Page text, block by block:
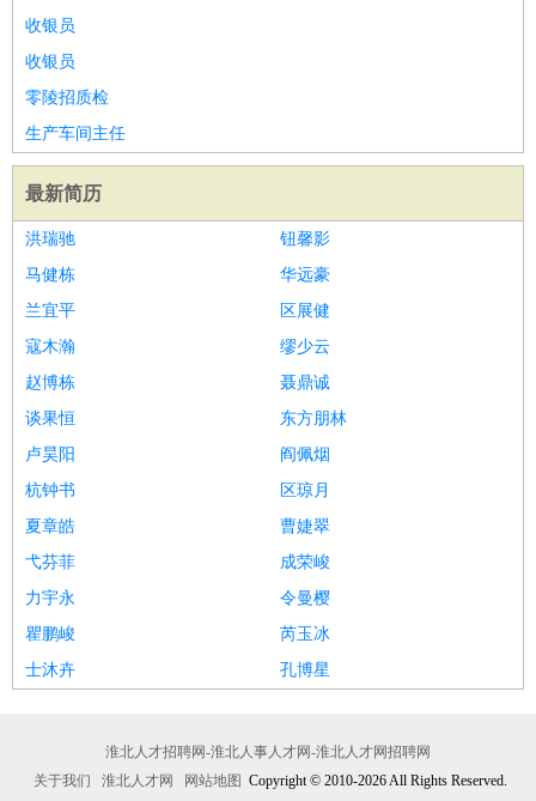
收银员
收银员
零陵招质检
生产车间主任
最新简历
洪瑞驰
钮馨影
马健栋
华远豪
兰宜平
区展健
寇木瀚
缪少云
赵博栋
聂鼎诚
谈果恒
东方朋林
卢昊阳
阎佩烟
杭钟书
区琼月
夏章皓
曹婕翠
弋芬菲
成荣峻
力宇永
令曼樱
瞿鹏峻
芮玉冰
士沐卉
孔博星
淮北人才招聘网-淮北人事人才网-淮北人才网招聘网
关于我们
淮北人才网 网站地图 Copyright © 2010-2026 All Rights Reserved.